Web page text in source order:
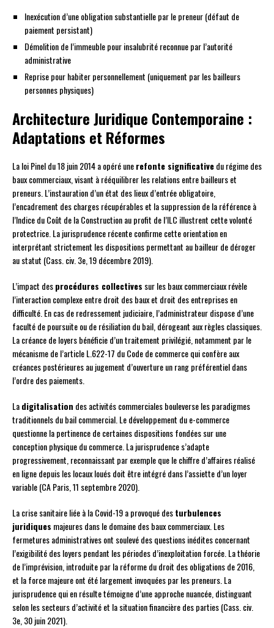
Inexécution d’une obligation substantielle par le preneur (défaut de
paiement persistant)
Démolition de l’immeuble pour insalubrité reconnue par l’autorité
administrative
Reprise pour habiter personnellement (uniquement par les bailleurs
personnes physiques)
Architecture Juridique Contemporaine :
Adaptations et Réformes
La loi Pinel du 18 juin 2014 a opéré unerefonte significativedu régime des
baux commerciaux, visant à rééquilibrer les relations entre bailleurs et
preneurs. L’instauration d’un état des lieux d’entrée obligatoire,
l’encadrement des charges récupérables et la suppression de la référence à
l’Indice du Coût de la Construction au profit de l’ILC illustrent cette volonté
protectrice. La jurisprudence récente confirme cette orientation en
interprétant strictement les dispositions permettant au bailleur de déroger
au statut (Cass. civ. 3e, 19 décembre 2019).
L’impact desprocédures collectives sur les baux commerciaux révèle
l’interaction complexe entre droit des baux et droit des entreprises en
difficulté. En cas de redressement judiciaire, l’administrateur dispose d’une
faculté de poursuite ou de résiliation du bail, dérogeant aux règles classiques.
La créance de loyers bénéficie d’un traitement privilégié, notamment par le
mécanisme de l’article L.622-17 du Code de commerce qui confère aux
créances postérieures au jugement d’ouverture un rang préférentiel dans
l’ordre des paiements.
Ladigitalisation des activités commerciales bouleverse les paradigmes
traditionnels du bail commercial. Le développement du e-commerce
questionne la pertinence de certaines dispositions fondées sur une
conception physique du commerce. La jurisprudence s’adapte
progressivement, reconnaissant par exemple que le chiffre d’affaires réalisé
en ligne depuis les locaux loués doit être intégré dans l’assiette d’un loyer
variable (CA Paris, 11 septembre 2020).
La crise sanitaire liée à la Covid-19 a provoqué desturbulences
juridiques majeures dans le domaine des baux commerciaux. Les
fermetures administratives ont soulevé des questions inédites concernant
l’exigibilité des loyers pendant les périodes d’inexploitation forcée. La théorie
de l’imprévision, introduite par la réforme du droit des obligations de 2016,
et la force majeure ont été largement invoquées par les preneurs. La
jurisprudence qui en résulte témoigne d’une approche nuancée, distinguant
selon les secteurs d’activité et la situation financière des parties (Cass. civ.
3e, 30 juin 2021).